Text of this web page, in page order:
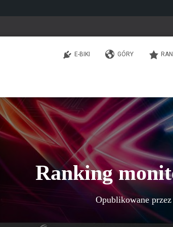
E-BIKI GÓRY
Ranking
Opublikowane przez